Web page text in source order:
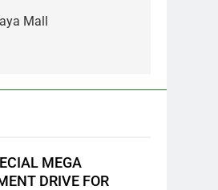
Mall
MEGA
DRIVE FOR